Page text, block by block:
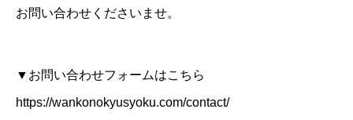
お問い合わせくださいませ。
▼お問い合わせフォームはこちら
https://wankonokyusyoku.com/contact/